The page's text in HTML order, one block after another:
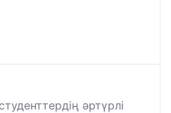
әртүрлі